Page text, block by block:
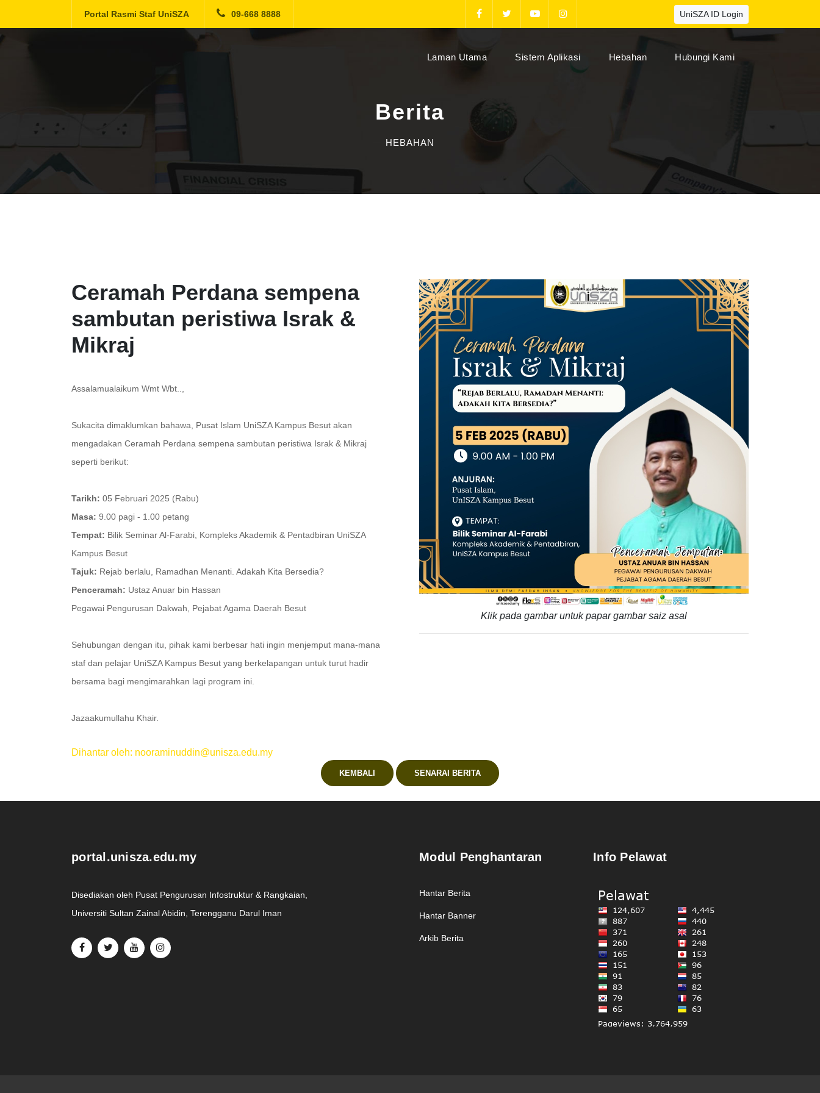
Portal Rasmi Staf UniSZA 09-668 8888 UniSZA ID Login
Laman Utama(current)Sistem Aplikasi Hebahan Hubungi Kami
Berita
HEBAHAN
Ceramah Perdana sempena
sambutan peristiwa Israk &
Mikraj
Assalamualaikum Wmt Wbt..,
Sukacita dimaklumkan bahawa, Pusat Islam UniSZA Kampus Besut akan
mengadakan Ceramah Perdana sempena sambutan peristiwa Israk & Mikraj
seperti berikut:
Tarikh: 05 Februari 2025 (Rabu)
Masa: 9.00 pagi - 1.00 petang
Tempat: Bilik Seminar Al-Farabi, Kompleks Akademik & Pentadbiran UniSZA
Kampus Besut
Tajuk: Rejab berlalu, Ramadhan Menanti. Adakah Kita Bersedia?
Penceramah: Ustaz Anuar bin Hassan
Pegawai Pengurusan Dakwah, Pejabat Agama Daerah Besut
Sehubungan dengan itu, pihak kami berbesar hati ingin menjemput mana-mana
staf dan pelajar UniSZA Kampus Besut yang berkelapangan untuk turut hadir
bersama bagi mengimarahkan lagi program ini.
Jazaakumullahu Khair.
Dihantar oleh: nooraminuddin@unisza.edu.my
Klik pada gambar untuk papar gambar saiz asal
KEMBALI SENARAI BERITA
portal.unisza.edu.my
Disediakan oleh Pusat Pengurusan Infostruktur & Rangkaian,
Universiti Sultan Zainal Abidin, Terengganu Darul Iman
Modul Penghantaran
Hantar Berita
Hantar Banner
Arkib Berita
Info Pelawat